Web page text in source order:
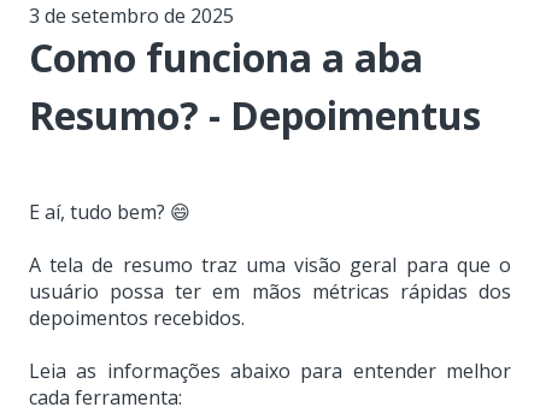
3 de setembro de 2025
Como funciona a aba
Resumo? - Depoimentus
E aí, tudo bem? 😄
A tela de resumo traz uma visão geral para que o
usuário possa ter em mãos métricas rápidas dos
depoimentos recebidos.
Leia as informações abaixo para entender melhor
cada ferramenta: